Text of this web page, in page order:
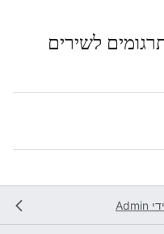
לשירים
Admin